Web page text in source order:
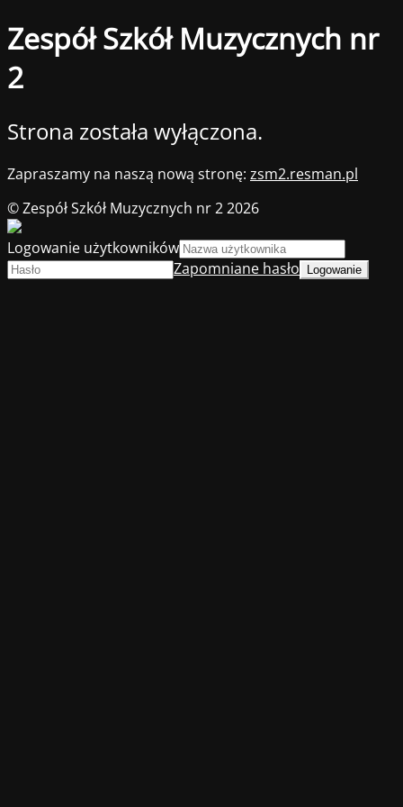
Zespół Szkół Muzycznych nr
2
Strona została wyłączona.
Zapraszamy na naszą nową stronę: zsm2.resman.pl
© Zespół Szkół Muzycznych nr 2 2026
Logowanie użytkowników
Zapomniane hasło